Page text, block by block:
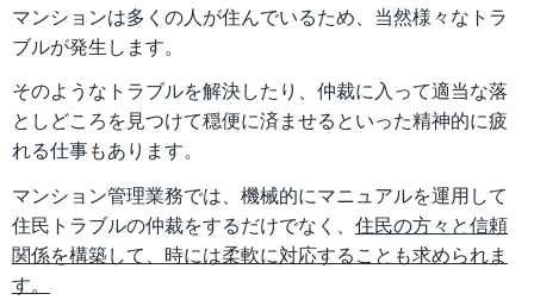
マンションは多くの人が住んでいるため、当然様々なトラ
ブルが発生します。
そのようなトラブルを解決したり、仲裁に入って適当な落
としどころを見つけて穏便に済ませるといった精神的に疲
れる仕事もあります。
マンション管理業務では、機械的にマニュアルを運用して
住民トラブルの仲裁をするだけでなく、 住民の方々と信頼
関係を構築して、時には柔軟に対応することも求められま
す。